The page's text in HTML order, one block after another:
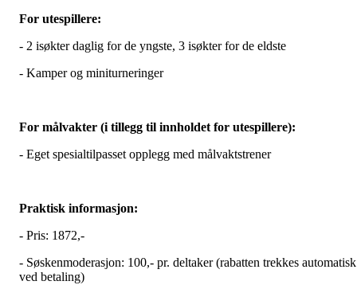
For utespillere:
- 2 isøkter daglig for de yngste, 3 isøkter for de eldste
- Kamper og miniturneringer
For målvakter (i tillegg til innholdet for utespillere):
- Eget spesialtilpasset opplegg med målvaktstrener
Praktisk informasjon:
- Pris: 1872,-
- Søskenmoderasjon: 100,- pr. deltaker (rabatten trekkes automatisk
ved betaling)